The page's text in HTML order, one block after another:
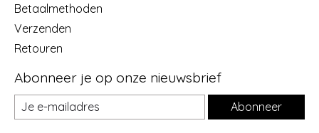
Betaalmethoden
Verzenden
Retouren
Abonneer je op onze nieuwsbrief
Abonneer